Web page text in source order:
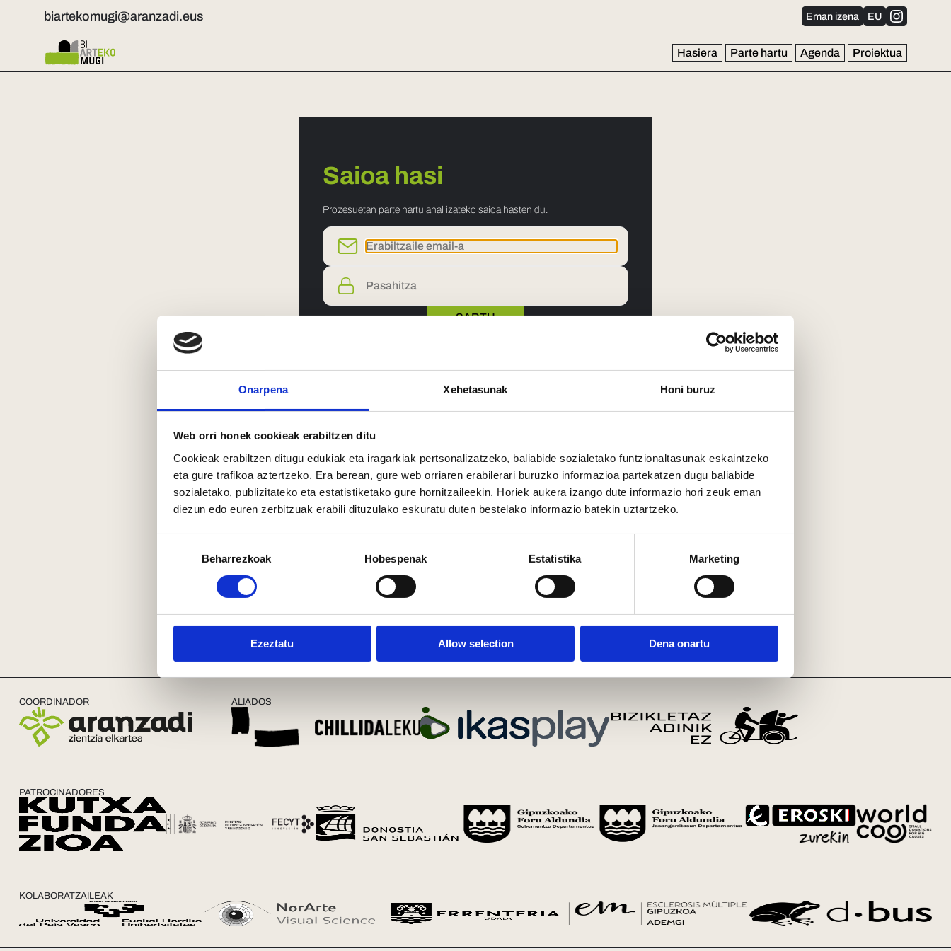
Onarpena Xehetasunak Honi buruz
Web orri honek cookieak erabiltzen ditu
Cookieak erabiltzen ditugu edukiak eta iragarkiak pertsonalizatzeko, baliabide sozialetako funtzionaltasunak eskaintzeko
eta gure trafikoa aztertzeko. Era berean, gure web orriaren erabilerari buruzko informazioa partekatzen dugu baliabide
sozialetako, publizitateko eta estatistiketako gure hornitzaileekin. Horiek aukera izango dute informazio hori zeuk eman
diezun edo euren zerbitzuak erabili dituzulako eskuratu duten bestelako informazio batekin uztartzeko.
Beharrezkoak Hobespenak Estatistika Marketing
Ezeztatu Allow selection Dena onartu
Hasiera Parte hartu Agenda Proiektua
biartekomugi@aranzadi.eus Eman izena EU
Saioa hasi
Prozesuetan parte hartu ahal izateko saioa hasten du.
SARTU
egiaztatu behar da.Egiaztapena eskatu
Google
Ez duzu konturik?Sortu kontua
COORDINADOR ALIADOS
PATROCINADORES
KOLABORATZAILEAK